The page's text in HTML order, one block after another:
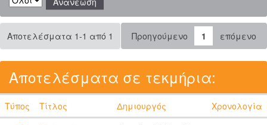
Αποτελέσματα 1-1 από 1 Προηγούμενο 1 επόμενο
Αποτελέσματα σε τεκμήρια:
Τύπος Τίτλος Δημιουργός
Χρονολογία